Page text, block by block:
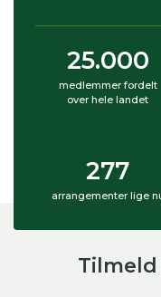
25.000
medlemmer fordelt
over hele landet
277
arrangementer lige